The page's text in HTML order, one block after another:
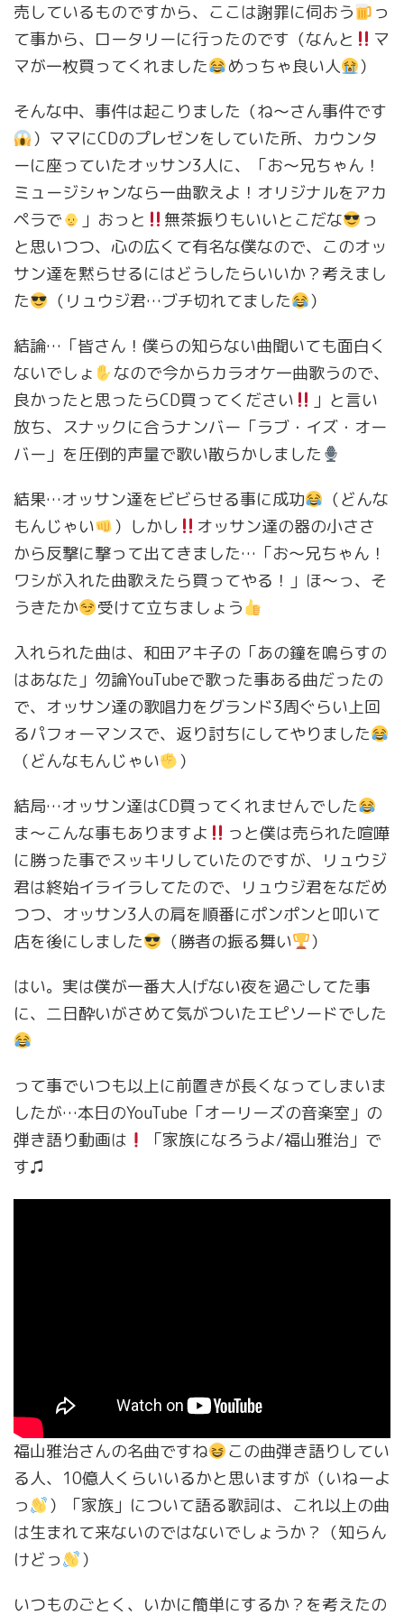
売しているものですから、ここは謝罪に伺おう
っ
て事から、ロータリーに行ったのです（なんと
マ
マが一枚買ってくれました
めっちゃ良い人
）
そんな中、事件は起こりました（ね〜さん事件です
）ママにCDのプレゼンをしていた所、カウンタ
ーに座っていたオッサン3人に、「お〜兄ちゃん！
ミュージシャンなら一曲歌えよ！オリジナルをアカ
ペラで
」おっと 無茶振りもいいとこだな
っ
と思いつつ、心の広くて有名な僕なので、このオッ
サン達を黙らせるにはどうしたらいいか？考えまし
た
（リュウジ君…ブチ切れてました
）
結論…「皆さん！僕らの知らない曲聞いても面白く
ないでしょ
なので今からカラオケ一曲歌うので、
良かったと思ったらCD買ってください
」と言い
放ち、スナックに合うナンバー「ラブ・イズ・オー
バー」を圧倒的声量で歌い散らかしました
結果…オッサン達をビビらせる事に成功
（どんな
もんじゃい
）しかし
オッサン達の器の小ささ
から反撃に撃って出てきました…「お〜兄ちゃん！
ワシが入れた曲歌えたら買ってやる！」ほ〜っ、そ
うきたか
受けて立ちましょう
入れられた曲は、和田アキ子の「あの鐘を鳴らすの
はあなた」勿論YouTubeで歌った事ある曲だったの
で、オッサン達の歌唱力をグランド3周ぐらい上回
るパフォーマンスで、返り討ちにしてやりました
（どんなもんじゃい
）
結局…オッサン達はCD買ってくれませんでした
ま〜こんな事もありますよ
っと僕は売られた喧嘩
に勝った事でスッキリしていたのですが、リュウジ
君は終始イライラしてたので、リュウジ君をなだめ
つつ、オッサン3人の肩を順番にポンポンと叩いて
店を後にしました
（勝者の振る舞い
）
はい。実は僕が一番大人げない夜を過ごしてた事
に、二日酔いがさめて気がついたエピソードでした
って事でいつも以上に前置きが長くなってしまいま
したが…本日のYouTube「オーリーズの音楽室」の
弾き語り動画は
「家族になろうよ/福山雅治」で
す♫
福山雅治さんの名曲ですね
この曲弾き語りしてい
る人、10億人くらいいるかと思いますが（いねーよ
っ
）「家族」について語る歌詞は、これ以上の曲
は生まれて来ないのではないでしょうか？（知らん
けどっ
）
いつものごとく、いかに簡単にするか？を考えたの